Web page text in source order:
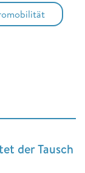
der Tausch